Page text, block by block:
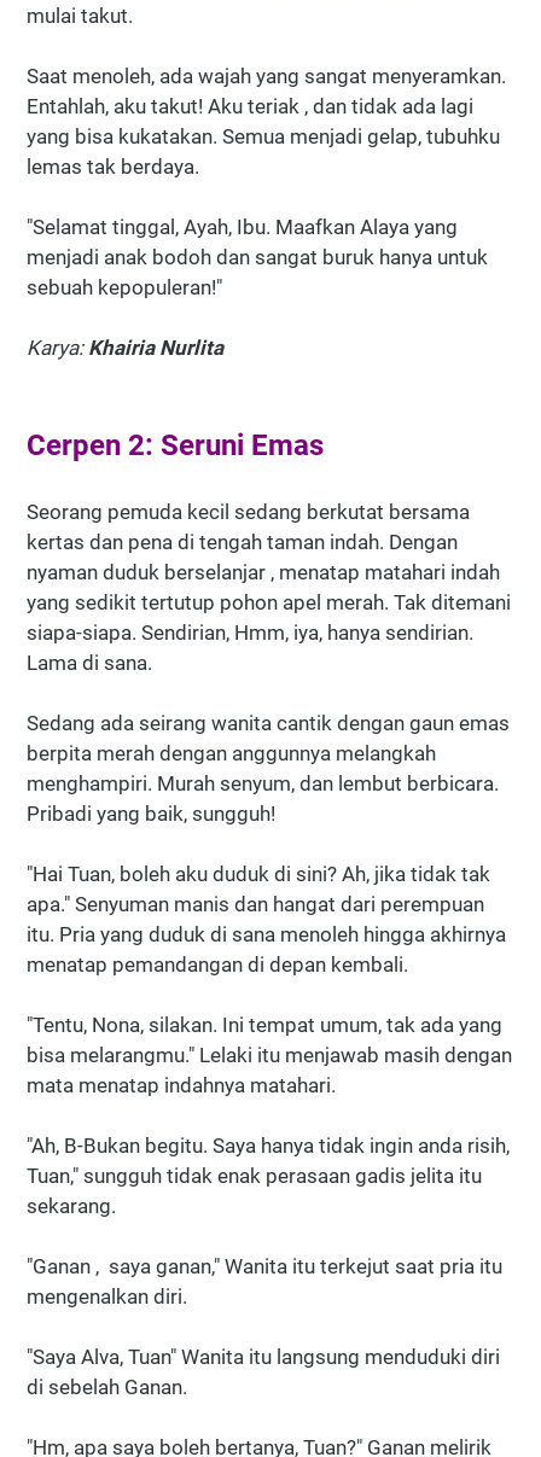
mulai takut.
Saat menoleh, ada wajah yang sangat menyeramkan.
Entahlah, aku takut! Aku teriak , dan tidak ada lagi
yang bisa kukatakan. Semua menjadi gelap, tubuhku
lemas tak berdaya.
"Selamat tinggal, Ayah, Ibu. Maafkan Alaya yang
menjadi anak bodoh dan sangat buruk hanya untuk
sebuah kepopuleran!"
Karya: Khairia Nurlita
Cerpen 2: Seruni Emas
Seorang pemuda kecil sedang berkutat bersama
kertas dan pena di tengah taman indah. Dengan
nyaman duduk berselanjar , menatap matahari indah
yang sedikit tertutup pohon apel merah. Tak ditemani
siapa-siapa. Sendirian, Hmm, iya, hanya sendirian.
Lama di sana.
Sedang ada seirang wanita cantik dengan gaun emas
berpita merah dengan anggunnya melangkah
menghampiri. Murah senyum, dan lembut berbicara.
Pribadi yang baik, sungguh!
"Hai Tuan, boleh aku duduk di sini? Ah, jika tidak tak
apa." Senyuman manis dan hangat dari perempuan
itu. Pria yang duduk di sana menoleh hingga akhirnya
menatap pemandangan di depan kembali.
"Tentu, Nona, silakan. Ini tempat umum, tak ada yang
bisa melarangmu." Lelaki itu menjawab masih dengan
mata menatap indahnya matahari.
"Ah, B-Bukan begitu. Saya hanya tidak ingin anda risih,
Tuan," sungguh tidak enak perasaan gadis jelita itu
sekarang.
"Ganan , saya ganan," Wanita itu terkejut saat pria itu
mengenalkan diri.
"Saya Alva, Tuan" Wanita itu langsung menduduki diri
di sebelah Ganan.
"Hm, apa saya boleh bertanya, Tuan?" Ganan melirik